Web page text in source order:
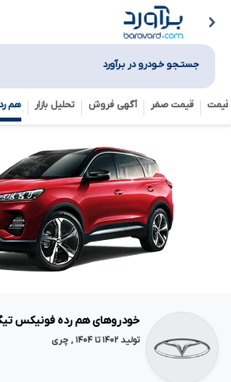
جستـجو خـودرو در بـرآورد
قیمت صفر آگهی فروش تحلیل بازار هم
خودروهای هم رده فونیکس تیگو ۷ پرو
تولید ۱۴۰۲ تا ۱۴۰۴ , چری